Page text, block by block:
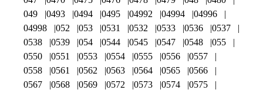
049
0493 0494 0495 04992 04994
04996
04998
052 053 0531 0532 0533 0536
0537
0538
0539 054 0544 0545 0547 0548
055
0550
0551 0553 0554 0555 0556
0557
0558
0561 0562 0563 0564 0565
0566
0567
0568 0569 0572 0573 0574
0575